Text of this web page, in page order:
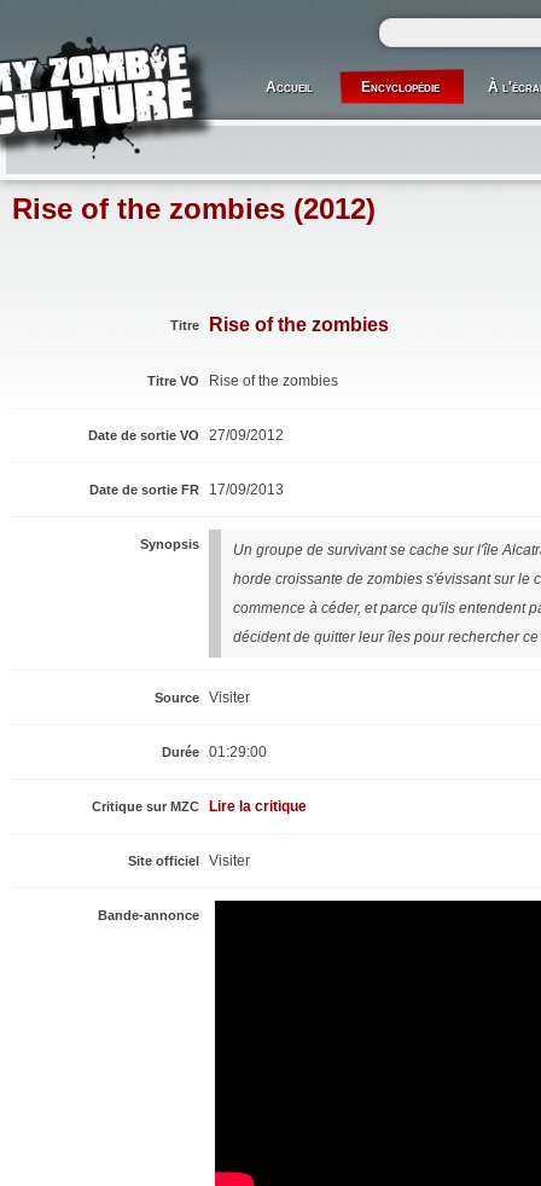
Accueil Encyclopédie À
Rise of the zombies (2012)
Titre Rise of the zombies
Titre VO Rise of the zombies
Date de sortie VO 27/09/2012
Date de sortie FR 17/09/2013
Synopsis
Un groupe de survivant se cache sur l'île
horde croissante de zombies s'évissant sur le
commence à céder, et parce qu'ils entendent
décident de quitter leur îles pour rechercher
Source Visiter
Durée 01:29:00
Critique sur MZC Lire la critique
Site officiel Visiter
Bande-annonce